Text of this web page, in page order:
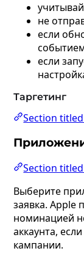
не
если
если
Таргетинг
Section titled
Section
Выберите
заявка. Apple
номинацией
аккаунта,
кампании.